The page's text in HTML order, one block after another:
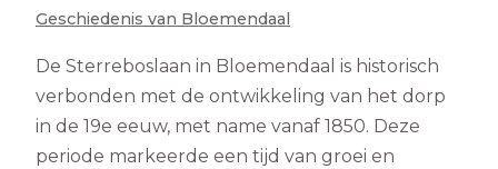
Geschiedenis van Bloemendaal
De Sterreboslaan in Bloemendaal is historisch
verbonden met de ontwikkeling van het dorp
in de 19e eeuw, met name vanaf 1850. Deze
periode markeerde een tijd van groei en